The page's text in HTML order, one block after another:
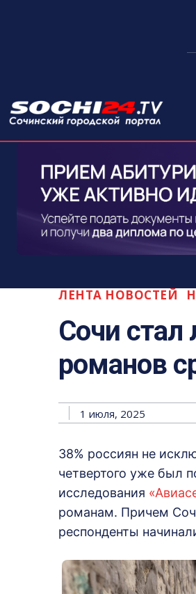
ЛЕНТА НОВОСТЕЙ
Сочи стал
романов
1 июля, 2025
38% россиян не
четвертого уже был
исследования
романам. Причем
респонденты